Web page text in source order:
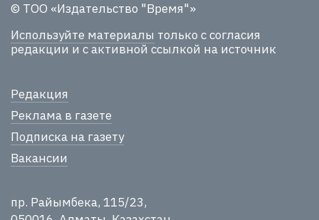
© ТОО «Издательство "Время"»
Используйте материалы только с согласия
редакции и с активной ссылкой на источник
Редакция
Реклама в газете
Подписка на газету
Вакансии
пр. Райымбека, 115/23,